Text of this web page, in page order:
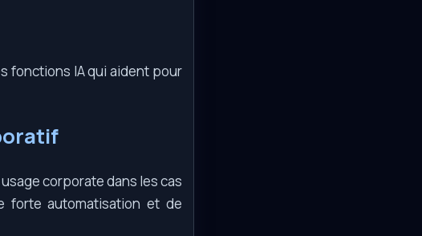
fonctions IA qui aident pour
corporate dans les cas
forte automatisation et de